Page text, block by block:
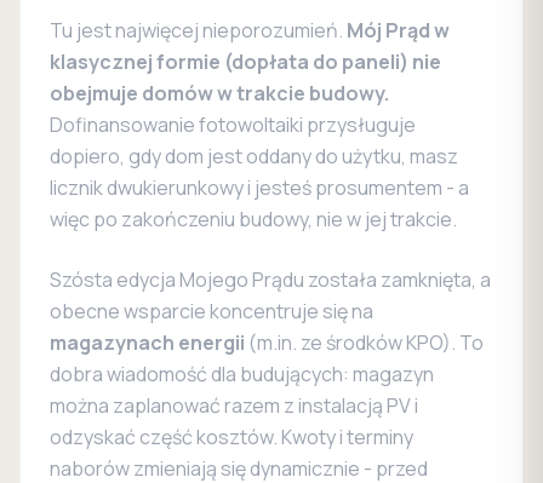
Tu jest najwięcej nieporozumień. Mój Prąd w
klasycznej formie (dopłata do paneli) nie
obejmuje domów w trakcie budowy.
Dofinansowanie fotowoltaiki przysługuje
dopiero, gdy dom jest oddany do użytku, masz
licznik dwukierunkowy i jesteś prosumentem - a
więc po zakończeniu budowy, nie w jej trakcie.
Szósta edycja Mojego Prądu została zamknięta, a
obecne wsparcie koncentruje się na
magazynach energii (m.in. ze środków KPO). To
dobra wiadomość dla budujących: magazyn
można zaplanować razem z instalacją PV i
odzyskać część kosztów. Kwoty i terminy
naborów zmieniają się dynamicznie - przed